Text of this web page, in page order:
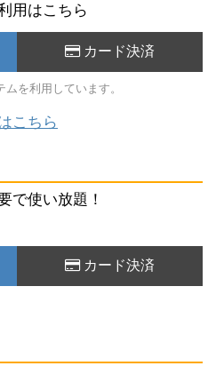
用はこちら
カード決済
ムを利用しています。
こちら
で使い放題！
カード決済